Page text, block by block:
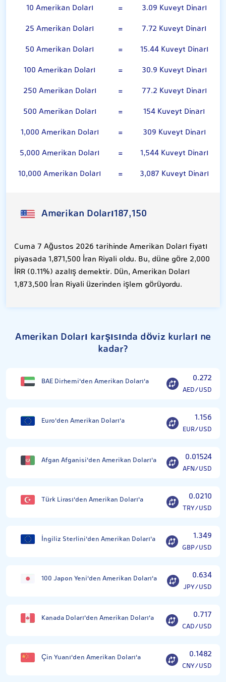
10 Amerikan Doları =
3.09 Kuveyt Dinarı
25 Amerikan Doları
=
7.72 Kuveyt Dinarı
50 Amerikan Doları
=
15.44 Kuveyt Dinarı
100 Amerikan Doları
=
30.9 Kuveyt Dinarı
250 Amerikan Doları
=
77.2 Kuveyt Dinarı
500 Amerikan Doları
=
154 Kuveyt Dinarı
1,000 Amerikan Doları
=
309 Kuveyt Dinarı
5,000 Amerikan Doları
=
1,544 Kuveyt Dinarı
10,000 Amerikan Doları
= 3,087 Kuveyt Dinarı
Amerikan Doları187,150
Cuma 7 Ağustos 2026 tarihinde Amerikan Doları fiyatı
piyasada 1,871,500 İran Riyali oldu. Bu, düne göre 2,000
İRR (0.11%) azalış demektir. Dün, Amerikan Doları
1,873,500 İran Riyali üzerinden işlem görüyordu.
Amerikan Doları karşısında döviz kurları ne
kadar?
BAE Dirhemi'den Amerikan Doları'a 0.272
AED/USD
Euro'den Amerikan Doları'a 1.156
EUR/USD
Afgan Afganisi'den Amerikan Doları'a 0.01524
AFN/USD
Türk Lirası'den Amerikan Doları'a 0.0210
TRY/USD
İngiliz Sterlini'den Amerikan Doları'a 1.349
GBP/USD
100 Japon Yeni'den Amerikan Doları'a 0.634
JPY/USD
Kanada Doları'den Amerikan Doları'a 0.717
CAD/USD
Çin Yuanı'den Amerikan Doları'a 0.1482
CNY/USD